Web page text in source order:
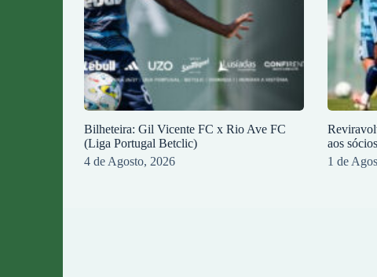
Bilheteira: Gil Vicente FC x Rio Ave FC
(Liga Portugal Betclic)
4 de Agosto, 2026
aos sócios
1 de